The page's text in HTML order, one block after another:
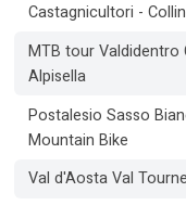
Castagnicultori -
MTB tour Valdidentro
Alpisella
Postalesio Sasso
Mountain Bike
Val d'Aosta Val